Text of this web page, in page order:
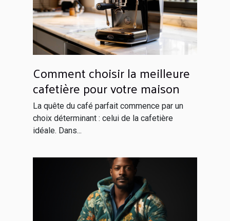
Comment choisir la meilleure
cafetière pour votre maison
La quête du café parfait commence par un
choix déterminant : celui de la cafetière
idéale. Dans...